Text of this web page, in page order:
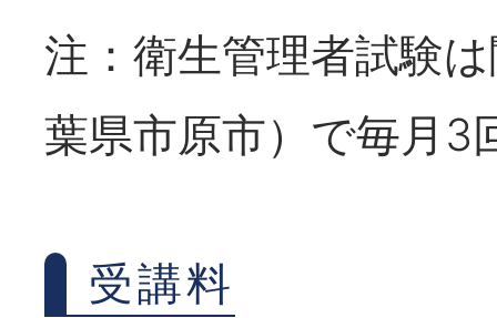
注：衛生管理者試験
葉県市原市）で毎月3
受講料